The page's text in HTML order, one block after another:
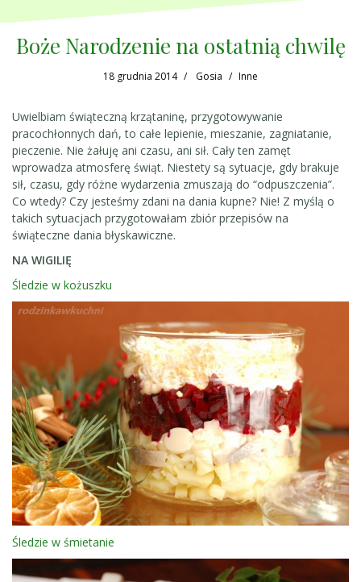
Boże Narodzenie na ostatnią chwilę
18 grudnia 2014 Gosia Inne
Uwielbiam świąteczną krzątaninę, przygotowywanie
pracochłonnych dań, to całe lepienie, mieszanie, zagniatanie,
pieczenie. Nie żałuję ani czasu, ani sił. Cały ten zamęt
wprowadza atmosferę świąt. Niestety są sytuacje, gdy brakuje
sił, czasu, gdy różne wydarzenia zmuszają do “odpuszczenia”.
Co wtedy? Czy jesteśmy zdani na dania kupne? Nie! Z myślą o
takich sytuacjach przygotowałam zbiór przepisów na
świąteczne dania błyskawiczne.
NA WIGILIĘ
Śledzie w kożuszku
Śledzie w śmietanie